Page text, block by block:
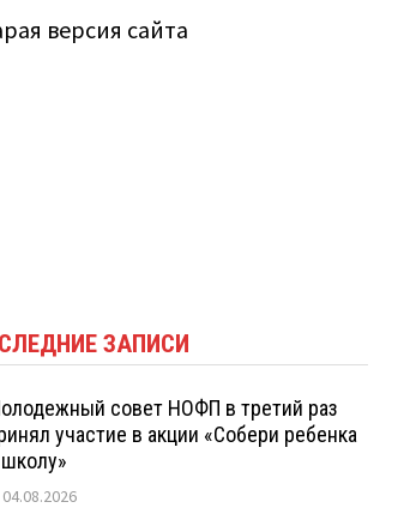
версия сайта
ЗАПИСИ
совет НОФП в третий раз
участие в акции «Собери ребенка
04.08.2026